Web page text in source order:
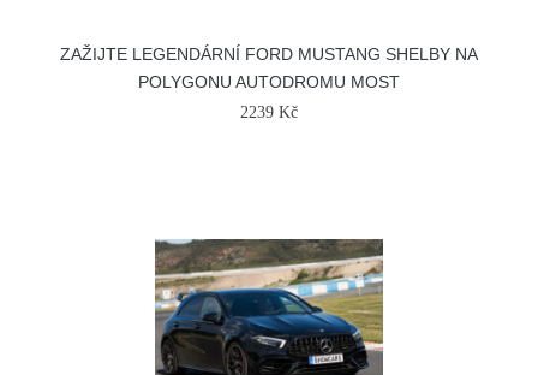
ZAŽIJTE LEGENDÁRNÍ FORD MUSTANG SHELBY NA
POLYGONU AUTODROMU MOST
2239 Kč